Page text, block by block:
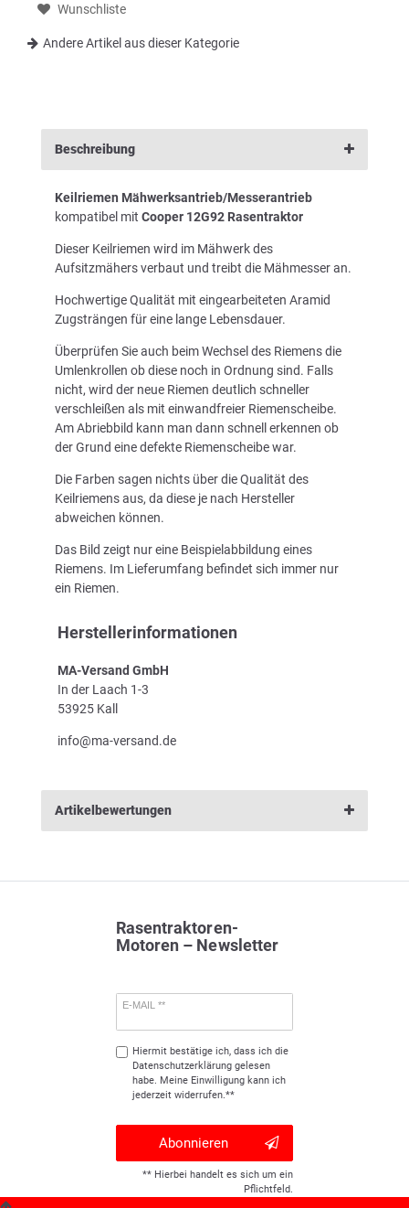
Wunschliste
Andere Artikel aus dieser Kategorie
Beschreibung
Keilriemen Mähwerksantrieb/Messerantrieb
kompatibel mit Cooper 12G92 Rasentraktor
Dieser Keilriemen wird im Mähwerk des
Aufsitzmähers verbaut und treibt die Mähmesser an.
Hochwertige Qualität mit eingearbeiteten Aramid
Zugsträngen für eine lange Lebensdauer.
Überprüfen Sie auch beim Wechsel des Riemens die
Umlenkrollen ob diese noch in Ordnung sind. Falls
nicht, wird der neue Riemen deutlich schneller
verschleißen als mit einwandfreier Riemenscheibe.
Am Abriebbild kann man dann schnell erkennen ob
der Grund eine defekte Riemenscheibe war.
Die Farben sagen nichts über die Qualität des
Keilriemens aus, da diese je nach Hersteller
abweichen können.
Das Bild zeigt nur eine Beispielabbildung eines
Riemens. Im Lieferumfang befindet sich immer nur
ein Riemen.
Herstellerinformationen
MA-Versand GmbH
In der Laach 1-3
53925 Kall
info@ma-versand.de
Artikelbewertungen
Rasentraktoren-
Motoren – Newsletter
E-MAIL **
Hiermit bestätige ich, dass ich die
Daten­schutz­erklärunggelesen
habe. Meine Einwilligung kann ich
jederzeit widerrufen.**
Abonnieren
** Hierbei handelt es sich um ein
Pflichtfeld.